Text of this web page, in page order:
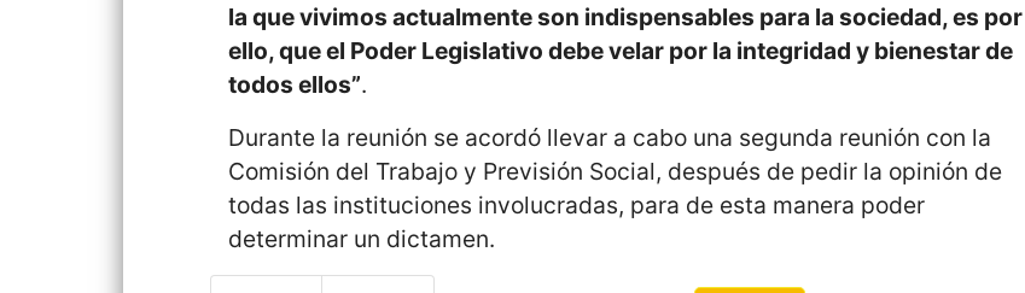
la que vivimos actualmente son indispensables para la sociedad, es por
ello, que el Poder Legislativo debe velar por la integridad y bienestar de
todos ellos”.
Durante la reunión se acordó llevar a cabo una segunda reunión con la
Comisión del Trabajo y Previsión Social, después de pedir la opinión de
todas las instituciones involucradas, para de esta manera poder
determinar un dictamen.